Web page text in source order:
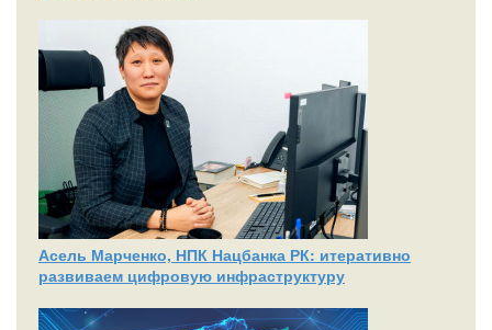
Асель Марченко, НПК Нацбанка РК: итеративно
развиваем цифровую инфраструктуру